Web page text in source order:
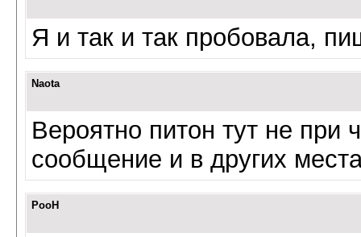
Я и так и так пробовала,
Naota
Вероятно питон тут не при
сообщение и в других
PooH